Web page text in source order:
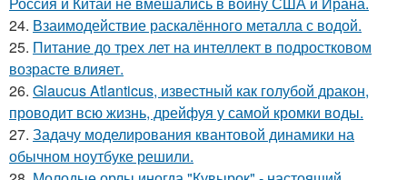
24. Взаимодействие раскалённого металла с водой.
25. Питание до трех лет на интеллект в подростковом
возрасте влияет.
26. Glaucus Atlanticus, известный как голубой дракон,
проводит всю жизнь, дрейфуя у самой кромки воды.
27. Задачу моделирования квантовой динамики на
обычном ноутбуке решили.